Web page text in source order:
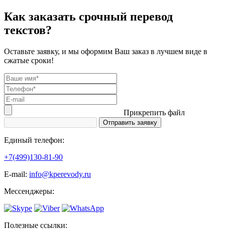
Как заказать срочный перевод
текстов?
Оставьте заявку, и мы оформим Ваш заказ в лучшем виде в
сжатые сроки!
Прикрепить файл
Единый телефон:
+7(499)130-81-90
Е-mail: info@kperevody.ru
Мессенджеры:
Полезные ссылки: